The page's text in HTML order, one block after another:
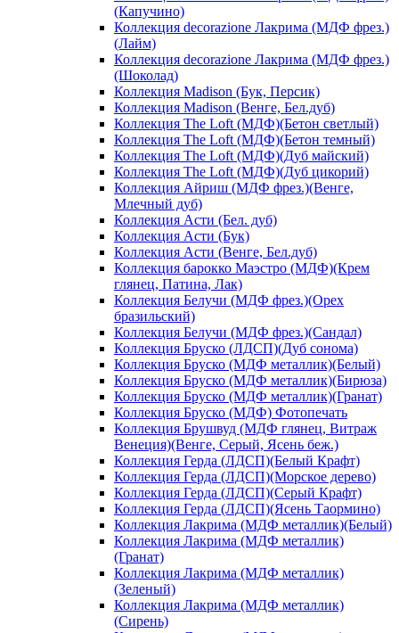
(Капучино)
Коллекция decorazione Лакрима (МДФ фрез.)
(Лайм)
Коллекция decorazione Лакрима (МДФ фрез.)
(Шоколад)
Коллекция Madison (Бук, Персик)
Коллекция Madison (Венге, Бел.дуб)
Коллекция The Loft (МДФ)(Бетон светлый)
Коллекция The Loft (МДФ)(Бетон темный)
Коллекция The Loft (МДФ)(Дуб майский)
Коллекция The Loft (МДФ)(Дуб цикорий)
Коллекция Айриш (МДФ фрез.)(Венге,
Млечный дуб)
Коллекция Асти (Бел. дуб)
Коллекция Асти (Бук)
Коллекция Асти (Венге, Бел.дуб)
Коллекция барокко Маэстро (МДФ)(Крем
глянец, Патина, Лак)
Коллекция Белучи (МДФ фрез.)(Орех
бразильский)
Коллекция Белучи (МДФ фрез.)(Сандал)
Коллекция Бруско (ЛДСП)(Дуб сонома)
Коллекция Бруско (МДФ металлик)(Белый)
Коллекция Бруско (МДФ металлик)(Бирюза)
Коллекция Бруско (МДФ металлик)(Гранат)
Коллекция Бруско (МДФ) Фотопечать
Коллекция Брушвуд (МДФ глянец, Витраж
Венеция)(Венге, Серый, Ясень беж.)
Коллекция Герда (ЛДСП)(Белый Крафт)
Коллекция Герда (ЛДСП)(Морское дерево)
Коллекция Герда (ЛДСП)(Серый Крафт)
Коллекция Герда (ЛДСП)(Ясень Таормино)
Коллекция Лакрима (МДФ металлик)(Белый)
Коллекция Лакрима (МДФ металлик)
(Гранат)
Коллекция Лакрима (МДФ металлик)
(Зеленый)
Коллекция Лакрима (МДФ металлик)
(Сирень)